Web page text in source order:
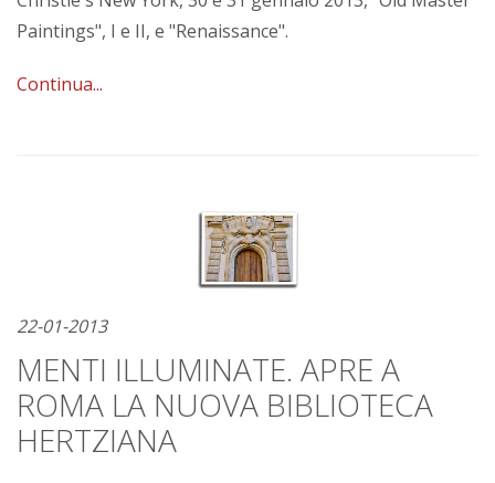
Paintings", I e II, e "Renaissance".
Continua...
22-01-2013
MENTI ILLUMINATE. APRE A
ROMA LA NUOVA BIBLIOTECA
HERTZIANA